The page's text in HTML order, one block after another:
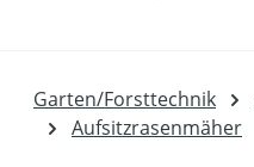
Garten/Forsttechnik
Aufsitzrasenmäher